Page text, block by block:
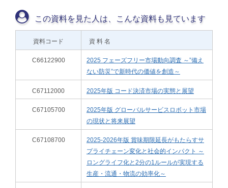
この資料を見た人は、こんな資料も見ています
資料コード 資 料 名
C66122900
2025 フェーズフリー市場動向調査 ～”備え
ない防災”で新時代の価値を創造～
C67112000 2025年版 コード決済市場の実態と展望
C67105700
2025年版 グローバルサービスロボット市場
の現状と将来展望
C67108700
2025-2026年版 賞味期限延長がもたらすサ
プライチェーン変化と社会的インパクト ～
ロングライフ化と2分の1ルールが実現する
生産・流通・物流の効率化～